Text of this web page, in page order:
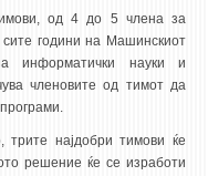
од 4 до 5 члена за
сите години на Машинскиот
информатички науки и
членовите од тимот да
трите најдобри тимови ќе
решение ќе се изработи